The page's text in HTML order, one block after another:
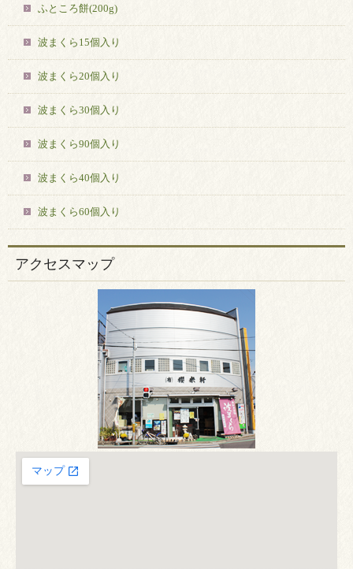
ふところ餅(200g)
波まくら15個入り
波まくら20個入り
波まくら30個入り
波まくら90個入り
波まくら40個入り
波まくら60個入り
アクセスマップ